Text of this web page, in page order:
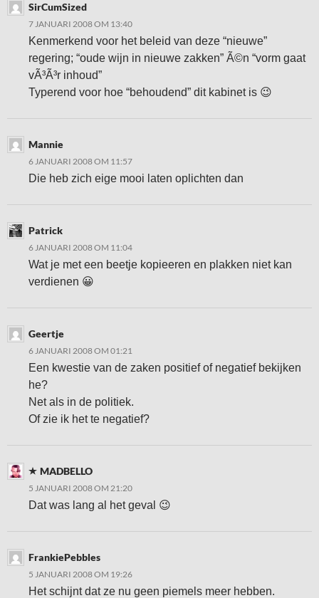
SirCumSized
7 JANUARI 2008 OM 13:40
Kenmerkend voor het beleid van deze “nieuwe”
regering; “oude wijn in nieuwe zakken” Ã©n “vorm gaat
vÃ³Ã³r inhoud”
Typerend voor hoe “behoudend” dit kabinet is 😉
Mannie
6 JANUARI 2008 OM 11:57
Die heb zich eige mooi laten oplichten dan
Patrick
6 JANUARI 2008 OM 11:04
Wat je met een beetje kopieeren en plakken niet kan
verdienen 😀
Geertje
6 JANUARI 2008 OM 01:21
Een kwestie van de zaken positief of negatief bekijken
he?
Net als in de politiek.
Of zie ik het te negatief?
MADBELLO
5 JANUARI 2008 OM 21:20
Dat was lang al het geval 😉
FrankiePebbles
5 JANUARI 2008 OM 19:26
Het schijnt dat ze nu geen piemels meer hebben.